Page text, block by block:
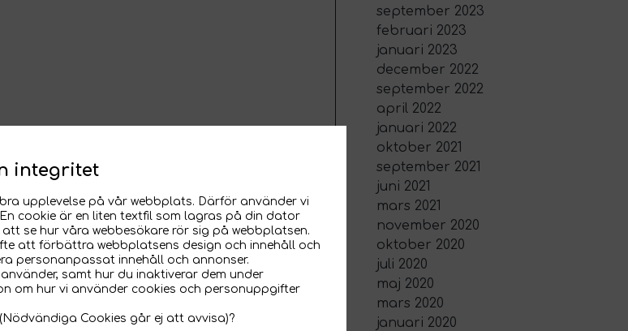
september 2023
februari 2023
januari 2023
december 2022
september 2022
april 2022
januari 2022
oktober 2021
september 2021
juni 2021
mars 2021
november 2020
oktober 2020
juli 2020
maj 2020
mars 2020
januari 2020
integritet
upplevelse på vår webbplats. Därför använder vi
cookie är en liten textfil som lagras på din dator
se hur våra webbesökare rör sig på webbplatsen.
att förbättra webbplatsens design och innehåll och
personanpassat innehåll och annonser.
samt hur du inaktiverar dem under
om hur vi använder cookies och personuppgifter
Cookies går ej att avvisa)?